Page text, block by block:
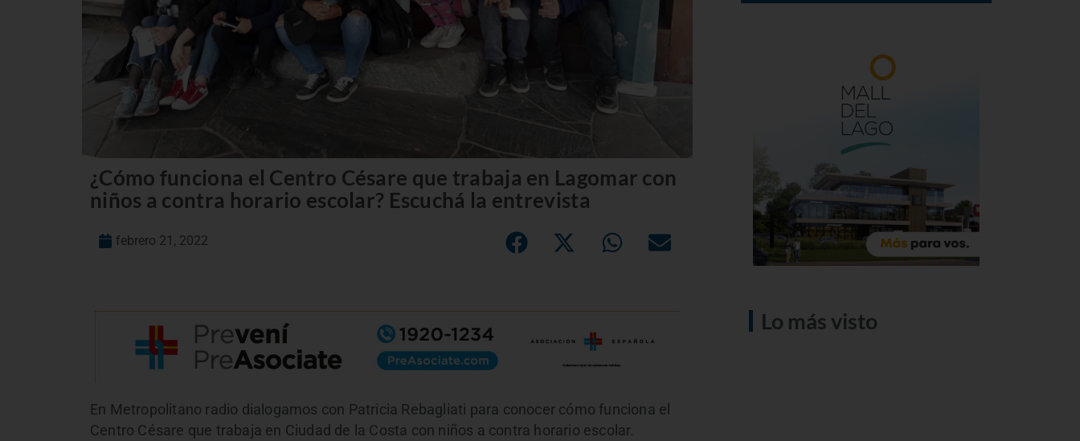
¿Cómo funciona el Centro Césare que trabaja en Lagomar con
niños a contra horario escolar? Escuchá la entrevista
febrero 21, 2022
En Metropolitano radio dialogamos con Patricia Rebagliati para conocer cómo funciona el
Centro Césare que trabaja en Ciudad de la Costa con niños a contra horario escolar.
Lo más visto